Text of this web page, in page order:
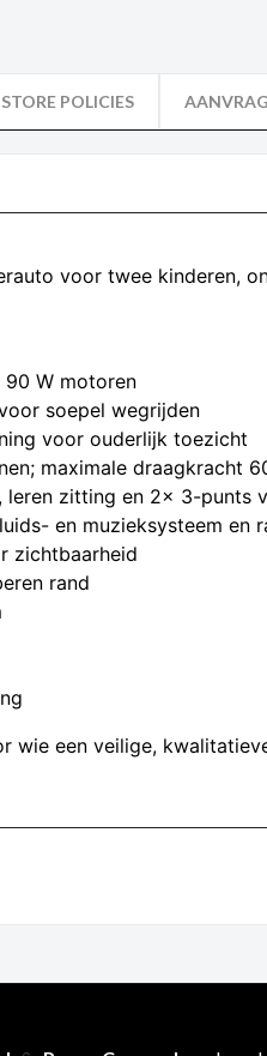
STORE POLICIES
voor twee kinderen,
W motoren
soepel wegrijden
voor ouderlijk toezicht
maximale draagkracht
zitting en 2× 3-punts
en muzieksysteem en
zichtbaarheid
rand
wie een veilige,